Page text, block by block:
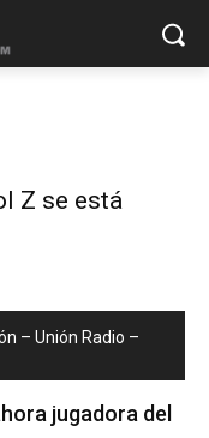
Z se está
– Unión Radio –
jugadora del